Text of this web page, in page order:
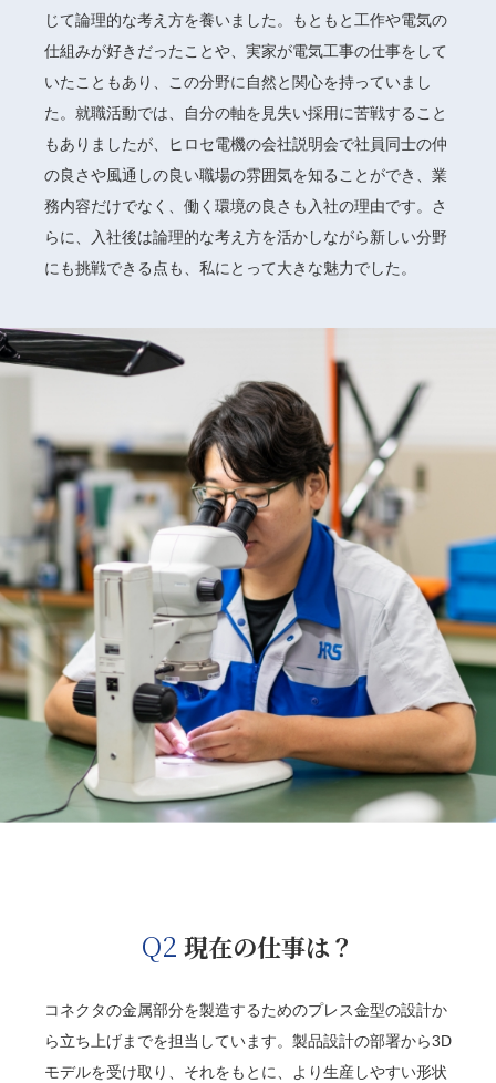
じて論理的な考え方を養いました。もともと工作や電気の
仕組みが好きだったことや、実家が電気工事の仕事をして
いたこともあり、この分野に自然と関心を持っていまし
た。就職活動では、自分の軸を見失い採用に苦戦すること
もありましたが、ヒロセ電機の会社説明会で社員同士の仲
の良さや風通しの良い職場の雰囲気を知ることができ、業
務内容だけでなく、働く環境の良さも入社の理由です。さ
らに、入社後は論理的な考え方を活かしながら新しい分野
にも挑戦できる点も、私にとって大きな魅力でした。
Q2 現在の仕事は？
コネクタの金属部分を製造するためのプレス金型の設計か
ら立ち上げまでを担当しています。製品設計の部署から3D
モデルを受け取り、それをもとに、より生産しやすい形状